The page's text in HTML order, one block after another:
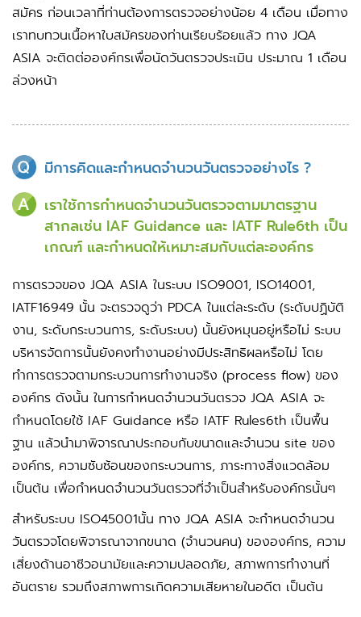
สมัคร ก่อนเวลาที่ท่านต้องการตรวจอย่างน้อย 4 เดือน เมื่อทาง
เราทบทวนเนื้อหาใบสมัครของท่านเรียบร้อยแล้ว ทาง JQA
ASIA จะติดต่อองค์กรเพื่อนัดวันตรวจประเมิน ประมาณ 1 เดือน
ล่วงหน้า
มีการคิดและกำหนดจำนวนวันตรวจอย่างไร ?
เราใช้การกำหนดจำนวนวันตรวจตามมาตรฐาน
สากลเช่น IAF Guidance และ IATF Rule6th เป็น
เกณฑ์ และกำหนดให้เหมาะสมกับแต่ละองค์กร
การตรวจของ JQA ASIA ในระบบ ISO9001, ISO14001,
IATF16949 นั้น จะตรวจดูว่า PDCA ในแต่ละระดับ (ระดับปฏิบัติ
งาน, ระดับกระบวนการ, ระดับระบบ) นั้นยังหมุนอยู่หรือไม่ ระบบ
บริหารจัดการนั้นยังคงทำงานอย่างมีประสิทธิผลหรือไม่ โดย
ทำการตรวจตามกระบวนการทำงานจริง (process flow) ของ
องค์กร ดังนั้น ในการกำหนดจำนวนวันตรวจ JQA ASIA จะ
กำหนดโดยใช้ IAF Guidance หรือ IATF Rules6th เป็นพื้น
ฐาน แล้วนำมาพิจารณาประกอบกับขนาดและจำนวน site ของ
องค์กร, ความซับซ้อนของกระบวนการ, ภาระทางสิ่งแวดล้อม
เป็นต้น เพื่อกำหนดจำนวนวันตรวจที่จำเป็นสำหรับองค์กรนั้นๆ
สำหรับระบบ ISO45001นั้น ทาง JQA ASIA จะกำหนดจำนวน
วันตรวจโดยพิจารณาจากขนาด (จำนวนคน) ขององค์กร, ความ
เสี่ยงด้านอาชีวอนามัยและความปลอดภัย, สภาพการทำงานที่
อันตราย รวมถึงสภาพการเกิดความเสียหายในอดีต เป็นต้น